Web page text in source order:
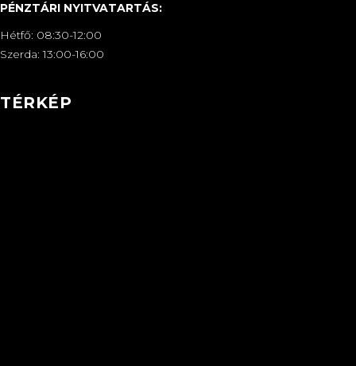
PÉNZTÁRI NYITVATARTÁS:
Hétfő: 08:30-12:00
Szerda: 13:00-16:00
TÉRKÉP